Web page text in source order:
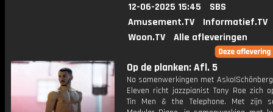
12-06-2025 15:45
SBS
Amusement.TV
Informatief.TV
Woon.TV
Alle afleveringen
Op de planken: Afl. 5
Na samenwerkingen met
Eleven richt jazzpianist Tony Roe zich
Tin Men & the Telephone. Met zijn